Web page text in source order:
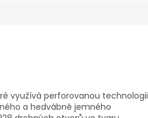
využívá perforovanou technologii
a hedvábně jemného